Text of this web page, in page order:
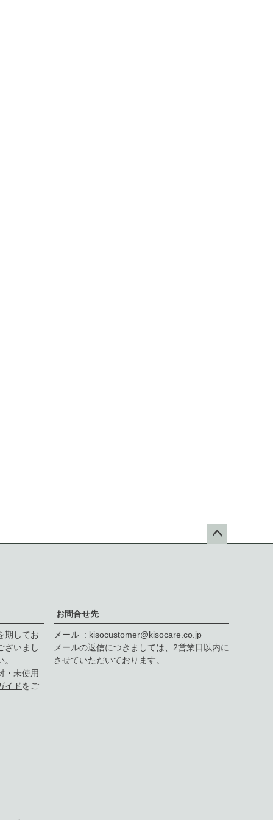
期してお
ざいまし
・未使用
イドをご
お問合せ先
メール
kisocustomer@kisocare.co.jp
メールの返信につきましては、2営業日以内に
させていただいております。